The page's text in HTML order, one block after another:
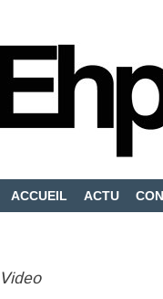
ACCUEIL ACTU
Video